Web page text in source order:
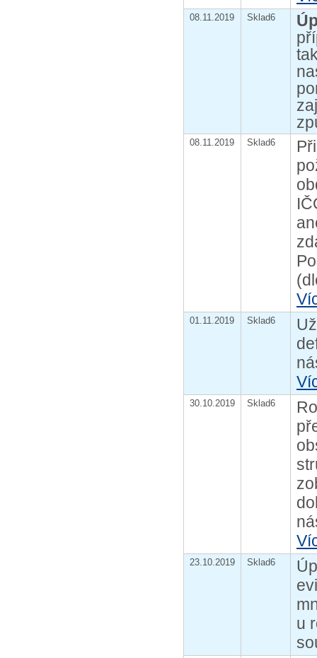
08.11.2019 Sklad6
08.11.2019 Sklad6
01.11.2019 Sklad6
30.10.2019 Sklad6
23.10.2019 Sklad6
u